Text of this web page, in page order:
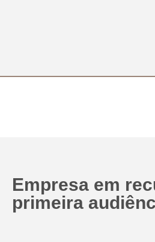
Empresa em
primeira